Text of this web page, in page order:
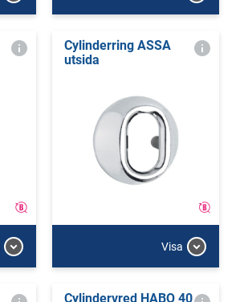
Cylinderring ASSA
utsida
Visa
Cylindervred HABO 40